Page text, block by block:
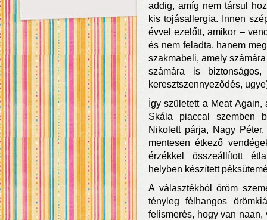
addig, amíg nem társul
kis tojásallergia. Innen
évvel ezelőtt, amikor –
és nem feladta, hanem
szakmabeli, amely
számára is
keresztszennyeződés,
Így született a Meat
Skála piaccal szemben
Nikolett párja, Nagy
mentesen étkező
érzékkel összeállított
helyben készített
A választékból öröm
tényleg félhangos
felismerés, hogy van